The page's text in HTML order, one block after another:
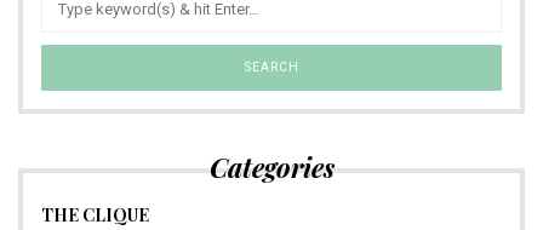
Categories
THE CLIQUE